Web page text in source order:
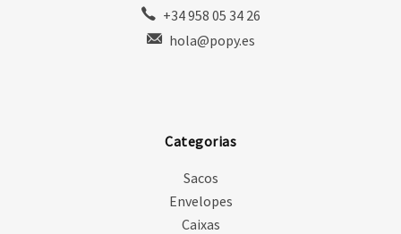
+34 958 05 34 26
hola@popy.es
Categorias
Sacos
Envelopes
Caixas